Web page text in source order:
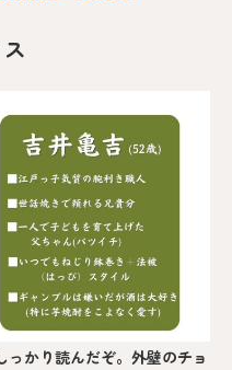
かり読んだぞ。外壁のチョ